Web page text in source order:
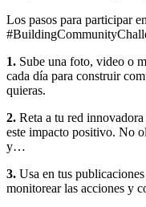
Los pasos para participar
1. Sube una foto, video o
cada día para construir
quieras.
2. Reta a tu red
este impacto positivo. No
y…
3. Usa en tus
monitorear las acciones y